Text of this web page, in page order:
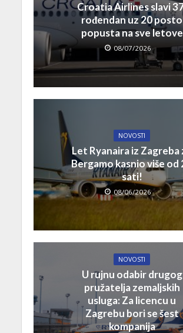
Croatia Airlines slavi
rođendan uz 20 posto
popusta na sve letove
08/07/2026
NOVOSTI
Let Ryanaira iz Zagreba
Bergamo kasnio više od
sati!
08/06/2026
NOVOSTI
U rujnu odabir drugog
pružatelja zemaljskih
usluga: Za licencu u
Zagrebu bori se šest
kompanija